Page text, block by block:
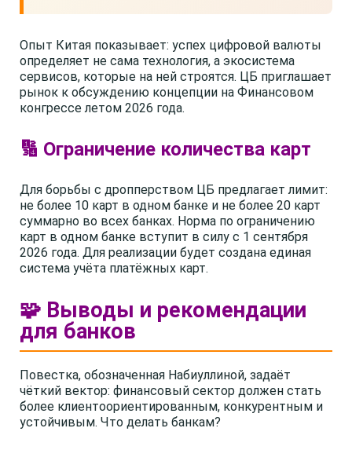
Опыт Китая показывает: успех цифровой валюты
определяет не сама технология, а экосистема
сервисов, которые на ней строятся. ЦБ приглашает
рынок к обсуждению концепции на Финансовом
конгрессе летом 2026 года.
🔢 Ограничение количества карт
Для борьбы с дропперством ЦБ предлагает лимит:
не более 10 карт в одном банке и не более 20 карт
суммарно во всех банках. Норма по ограничению
карт в одном банке вступит в силу с 1 сентября
2026 года. Для реализации будет создана единая
система учёта платёжных карт.
🧩 Выводы и рекомендации
для банков
Повестка, обозначенная Набиуллиной, задаёт
чёткий вектор: финансовый сектор должен стать
более клиентоориентированным, конкурентным и
устойчивым. Что делать банкам?